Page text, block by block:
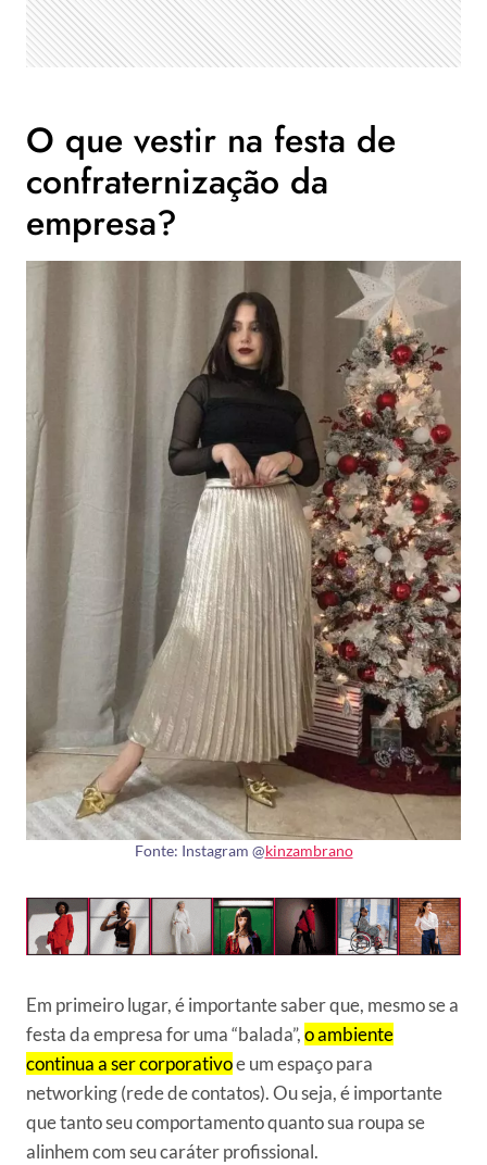
O que vestir na festa de
confraternização da
empresa?
Fonte: Instagram @kinzambrano
Em primeiro lugar, é importante saber que, mesmo se a
festa da empresa for uma “balada”,o ambiente
continua a ser corporativoe um espaço para
networking (rede de contatos). Ou seja, é importante
que tanto seu comportamento quanto sua roupa se
alinhem com seu caráter profissional.